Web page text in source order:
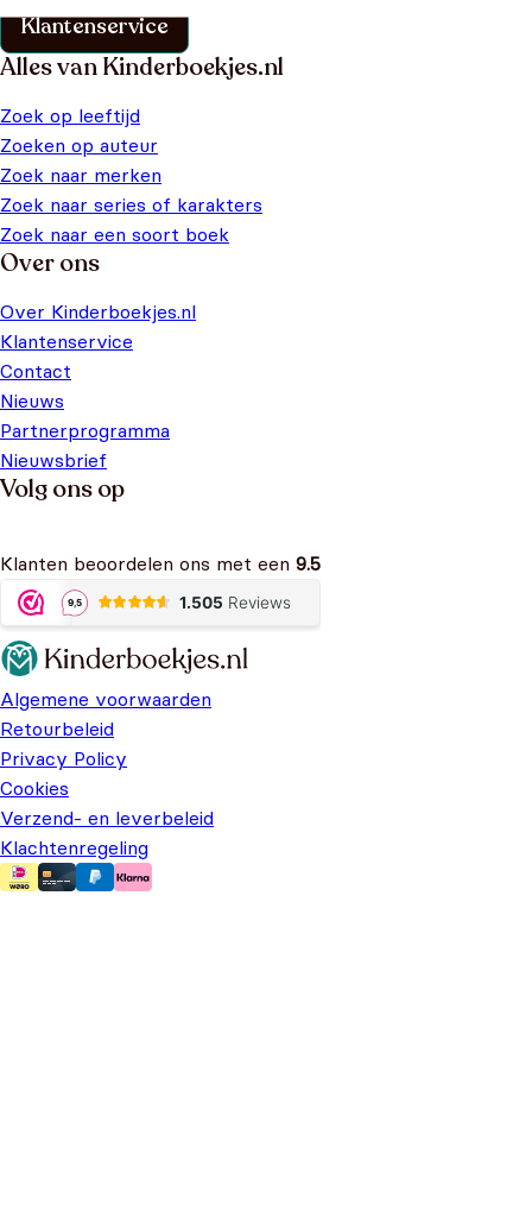
Klantenservice
Alles van Kinderboekjes.nl
Zoek op leeftijd
Zoeken op auteur
Zoek naar merken
Zoek naar series of karakters
Zoek naar een soort boek
Over ons
Over Kinderboekjes.nl
Klantenservice
Contact
Nieuws
Partnerprogramma
Nieuwsbrief
Volg ons op
Klanten beoordelen ons met een 9.5
Algemene voorwaarden
Retourbeleid
Privacy Policy
Cookies
Verzend- en leverbeleid
Klachtenregeling